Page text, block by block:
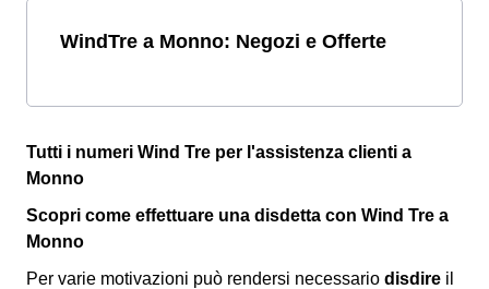
WindTre a Monno: Negozi e Offerte
Tutti i numeri Wind Tre per l'assistenza clienti a
Monno
Scopri come effettuare una disdetta con Wind Tre a
Monno
Per varie motivazioni può rendersi necessario disdire il